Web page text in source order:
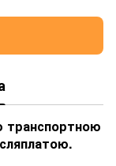
транспортною